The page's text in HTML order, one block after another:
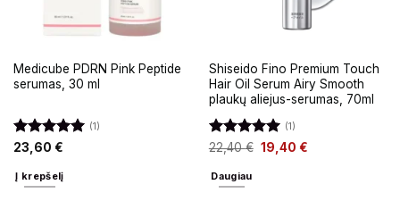
Medicube PDRN Pink Peptide
serumas, 30 ml
Įvertinimas:
(1)
23,60 €
Į krepšelį
Shiseido Fino Premium Touch
Hair Oil Serum Airy Smooth
plaukų aliejus-serumas, 70ml
Įvertinimas:
(1)
22,40€ 19,40 €
Daugiau